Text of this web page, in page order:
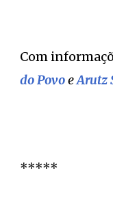
Com
do PovoeArutz
*****